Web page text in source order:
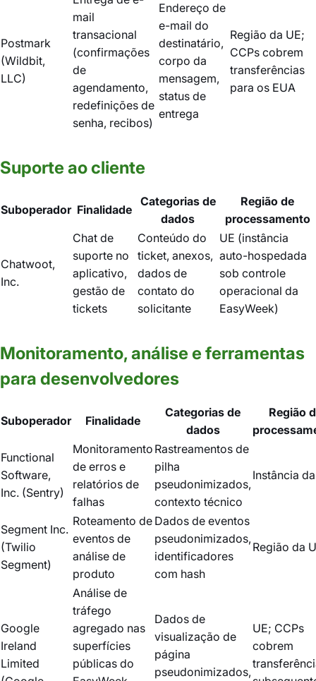
Postmark
(Wildbit,
LLC)
mail
transacional
(confirmações
de
agendamento,
redefinições de
senha, recibos)
Endereço de
e-mail do
destinatário,
corpo da
mensagem,
status de
entrega
Região da UE;
CCPs cobrem
transferências
para os EUA
Suporte ao cliente
Suboperador Finalidade
Categorias de
dados
Região de
processamento
Chatwoot,
Inc.
Chat de
suporte no
aplicativo,
gestão de
tickets
Conteúdo do
ticket, anexos,
dados de
contato do
solicitante
UE (instância
auto-hospedada
sob controle
operacional da
EasyWeek)
Monitoramento, análise e ferramentas
para desenvolvedores
Suboperador Finalidade
Categorias de
dados
Região
Functional
Software,
Inc. (Sentry)
Monitoramento
de erros e
relatórios de
falhas
Rastreamentos de
pilha
pseudonimizados,
contexto técnico
Instância
Segment Inc.
(Twilio
Segment)
Roteamento de
eventos de
análise de
produto
Dados de eventos
pseudonimizados,
identificadores
com hash
Região da
Google
Ireland
Limited
Análise de
tráfego
agregado nas
superfícies
públicas do
Dados de
visualização de
página
pseudonimizados,
UE; CCPs
cobrem